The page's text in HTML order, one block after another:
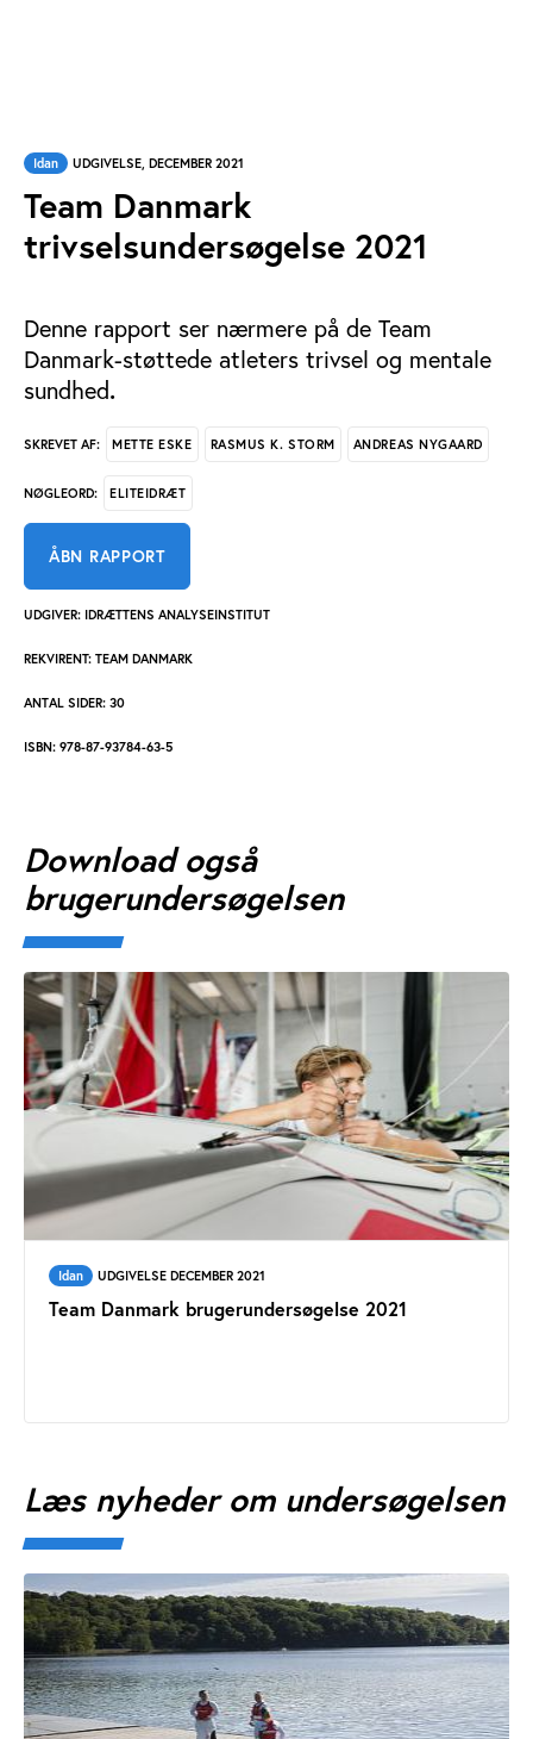
Idan UDGIVELSE, DECEMBER 2021
Team Danmark
trivselsundersøgelse 2021
Denne rapport ser nærmere på de Team
Danmark-støttede atleters trivsel og mentale
sundhed.
SKREVET AF: METTE ESKE RASMUS K. STORM ANDREAS NYGAARD
NØGLEORD: ELITEIDRÆT
ÅBN RAPPORT
UDGIVER: IDRÆTTENS ANALYSEINSTITUT
REKVIRENT: TEAM DANMARK
ANTAL SIDER: 30
ISBN: 978-87-93784-63-5
Download også
brugerundersøgelsen
Idan UDGIVELSE DECEMBER 2021
Team Danmark brugerundersøgelse 2021
Læs nyheder om undersøgelsen